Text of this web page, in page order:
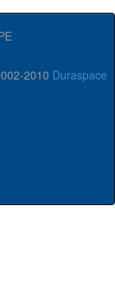
2010 Duraspace